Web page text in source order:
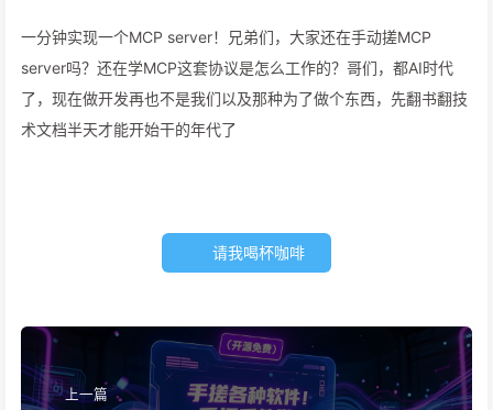
一分钟实现一个MCP server！兄弟们，大家还在手动搓MCP
server吗？还在学MCP这套协议是怎么工作的？哥们，都AI时代
了，现在做开发再也不是我们以及那种为了做个东西，先翻书翻技
术文档半天才能开始干的年代了
请我喝杯咖啡
上一篇